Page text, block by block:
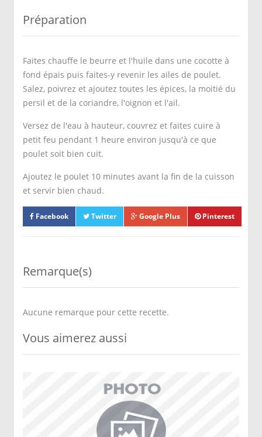
Préparation
Faites chauffe le beurre et l'huile dans une cocotte à
fond épais puis faites-y revenir les ailes de poulet.
Salez, poivrez et ajoutez toutes les épices, la moitié du
persil et de la coriandre, l'oignon et l'ail.
Versez de l'eau à hauteur, couvrez et faites cuire à
petit feu pendant 1 heure environ jusqu'à ce que
poulet soit bien cuit.
Ajoutez le poulet 10 minutes avant la fin de la cuisson
et servir bien chaud.
Facebook Twitter Google Plus Pinterest
Remarque(s)
Aucune remarque pour cette recette.
Vous aimerez aussi